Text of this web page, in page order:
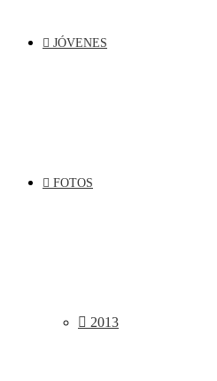
JÓVENES
FOTOS
2013